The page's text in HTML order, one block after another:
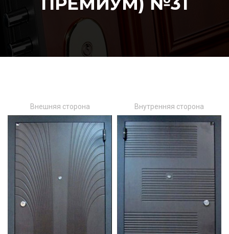
Внешняя сторона Внутренняя сторона